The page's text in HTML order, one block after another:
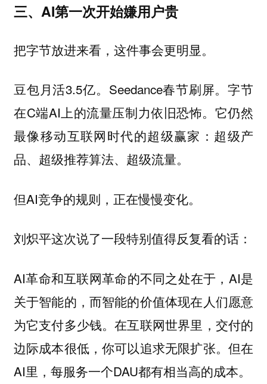
三、AI第一次开始嫌用户贵
把字节放进来看，这件事会更明显。
豆包月活3.5亿。Seedance春节刷屏。字节
在C端AI上的流量压制力依旧恐怖。它仍然
最像移动互联网时代的超级赢家：超级产
品、超级推荐算法、超级流量。
但AI竞争的规则，正在慢慢变化。
刘炽平这次说了一段特别值得反复看的话：
AI革命和互联网革命的不同之处在于，AI是
关于智能的，而智能的价值体现在人们愿意
为它支付多少钱。在互联网世界里，交付的
边际成本很低，你可以追求无限扩张。但在
AI里，每服务一个DAU都有相当高的成本。